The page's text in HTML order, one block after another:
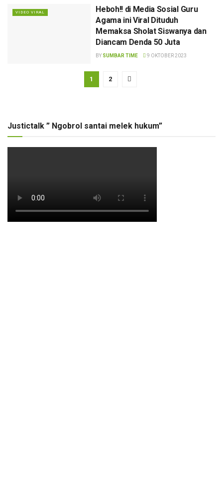
VIDEO VIRAL
Heboh!! di Media Sosial Guru
Agama ini Viral Dituduh
Memaksa Sholat Siswanya dan
Diancam Denda 50 Juta
BY SUMBAR TIME 9 OKTOBER 2023
1 2
Justictalk ” Ngobrol santai melek hukum”